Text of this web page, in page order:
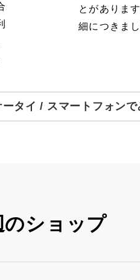
とがありま
細につきま
タイ / スマートフォンで
のショップ